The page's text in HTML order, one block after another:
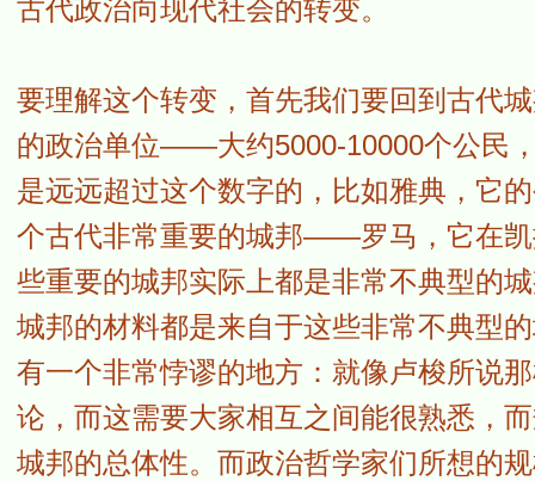
古代政治向现代社会的转变。
要理解这个转变，首先我们要回到古代
的政治单位——大约5000-10000个公民
是远远超过这个数字的，比如雅典，它
个古代非常重要的城邦——罗马，它在
些重要的城邦实际上都是非常不典型的
城邦的材料都是来自于这些非常不典型
有一个非常悖谬的地方：就像卢梭所说
论，而这需要大家相互之间能很熟悉，
城邦的总体性。而政治哲学家们所想的